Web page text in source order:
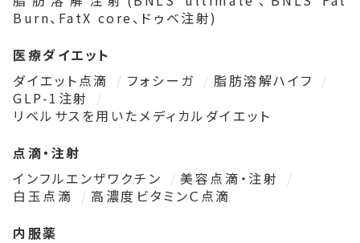
Burn、FatX core、ドゥベ注射)
医療ダイエット
ダイエット点滴
フォシーガ
脂肪溶解ハイフ
GLP-1注射
リベルサスを用いたメディカルダイエット
点滴・注射
インフルエンザワクチン
美容点滴・注射
白玉点滴
高濃度ビタミンＣ点滴
内服薬